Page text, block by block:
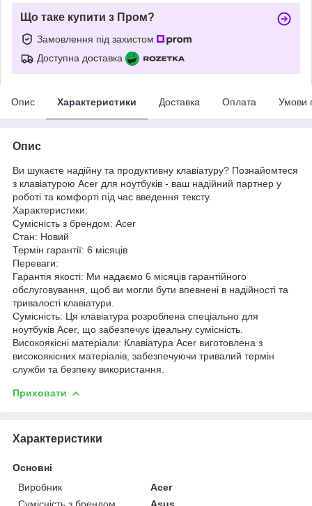
Що таке купити з Пром?
Замовлення під захистом
Доступна доставка
Опис Характеристики Доставка Оплата Умови
Опис
Ви шукаєте надійну та продуктивну клавіатуру? Познайомтеся
з клавіатурою Acer для ноутбуків - ваш надійний партнер у
роботі та комфорті під час введення тексту.
Характеристики:
Сумісність з брендом: Acer
Стан: Новий
Термін гарантії: 6 місяців
Переваги:
Гарантія якості: Ми надаємо 6 місяців гарантійного
обслуговування, щоб ви могли бути впевнені в надійності та
тривалості клавіатури.
Сумісність: Ця клавіатура розроблена спеціально для
ноутбуків Acer, що забезпечує ідеальну сумісність.
Високоякісні матеріали: Клавіатура Acer виготовлена з
високоякісних матеріалів, забезпечуючи тривалий термін
служби та безпеку використання.
Приховати
Характеристики
Основні
Виробник
Acer
Сумісність з брендом
Asus